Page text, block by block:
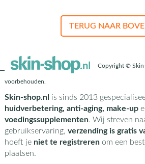
TERUG NAAR
Copyright ©
voorbehouden.
Skin-shop.nl is sinds 2013
huidverbetering, anti-aging, make-up
voedingssupplementen. Wij streven
gebruikservaring, verzending is gratis
hoeft je niet te registrerenom een
plaatsen.